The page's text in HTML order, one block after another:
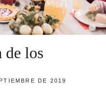
de los
DE 2019